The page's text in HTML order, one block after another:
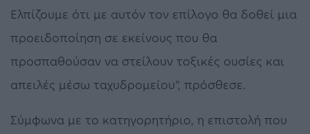
Ελπίζουμε ότι με αυτόν τον επίλογο θα δοθεί μια
προειδοποίηση σε εκείνους που θα
προσπαθούσαν να στείλουν τοξικές ουσίες και
απειλές μέσω ταχυδρομείου”, πρόσθεσε.
Σύμφωνα με το κατηγορητήριο, η επιστολή που